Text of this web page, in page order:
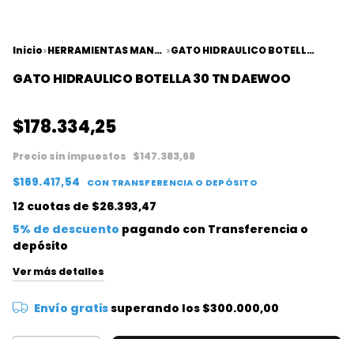
Inicio> HERRAMIENTAS MANUALES > GATO HIDRAULICO BOTELLA 30 TN DAEWOO
GATO HIDRAULICO BOTELLA 30 TN DAEWOO
$178.334,25
Precio sin impuestos $147.383,68
$169.417,54 CON TRANSFERENCIA O DEPÓSITO
12 cuotas de $26.393,47
5% de descuento pagando con Transferencia o
depósito
Ver más detalles
Envío gratissuperando los $300.000,00